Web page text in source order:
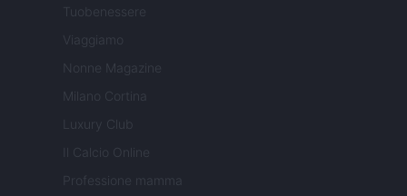
Tuobenessere
Viaggiamo
Nonne Magazine
Milano Cortina
Luxury Club
Il Calcio Online
Professione mamma